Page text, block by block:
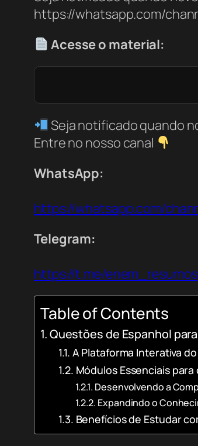
https://whatsapp.com/
Acesse o material:
Seja notificado quando
Entre no nosso canal
WhatsApp:
https://whatsapp.com/
Telegram:
https://t.me/enem_resumos
Table of Contents
Questões de Espanhol
A Plataforma Interativa
Módulos Essenciais
Desenvolvendo a
Expandindo o
Benefícios de Estudar